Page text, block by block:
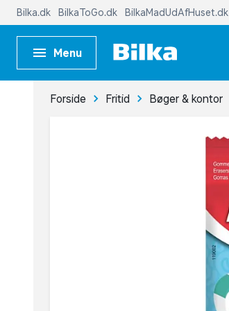
Bilka.dk BilkaToGo.dk BilkaMadUdAfHuset.dk
Menu
Forside Fritid Bøger & kontor